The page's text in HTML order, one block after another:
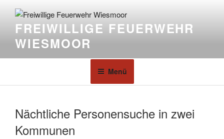
FREIWILLIGE FEUERWEHR
WIESMOOR
Menü
Nächtliche Personensuche in zwei
Kommunen